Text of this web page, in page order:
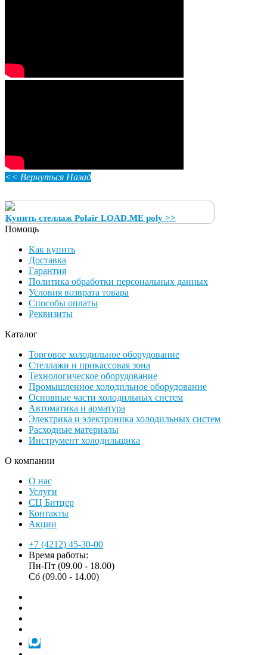
<< Вернуться Назад
Купить стеллаж Polair LOAD.ME poly >>
Помощь
Как купить
Доставка
Гарантия
Политика обработки персональных данных
Условия возврата товара
Способы оплаты
Реквизиты
Каталог
Торговое холодильное оборудование
Стеллажи и прикассовая зона
Технологическое оборудование
Промышленное холодильное оборудование
Основные части холодильных систем
Автоматика и арматура
Электрика и электроника холодильных систем
Расходные материалы
Инструмент холодильщика
О компании
О нас
Услуги
СЦ Битцер
Контакты
Акции
+7 (4212) 45-30-00
Время работы:
Пн-Пт (09.00 - 18.00)
Сб (09.00 - 14.00)